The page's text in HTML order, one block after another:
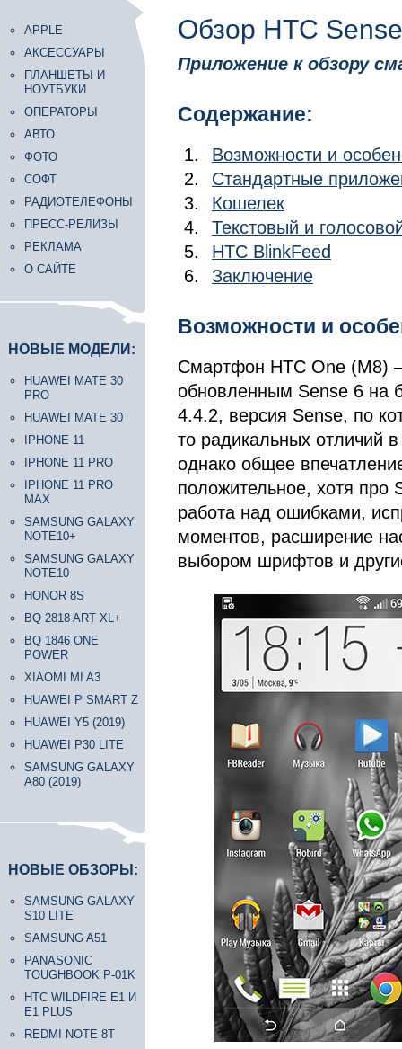
APPLE
АКСЕССУАРЫ
ПЛАНШЕТЫ И
НОУТБУКИ
ОПЕРАТОРЫ
АВТО
ФОТО
СОФТ
РАДИОТЕЛЕФОНЫ
ПРЕСС-РЕЛИЗЫ
РЕКЛАМА
О САЙТЕ
НОВЫЕ МОДЕЛИ:
HUAWEI MATE 30
PRO
HUAWEI MATE 30
IPHONE 11
IPHONE 11 PRO
IPHONE 11 PRO
MAX
SAMSUNG GALAXY
NOTE10+
SAMSUNG GALAXY
NOTE10
HONOR 8S
BQ 2818 ART XL+
BQ 1846 ONE
POWER
XIAOMI MI A3
HUAWEI P SMART Z
HUAWEI Y5 (2019)
HUAWEI P30 LITE
SAMSUNG GALAXY
A80 (2019)
НОВЫЕ ОБЗОРЫ:
SAMSUNG GALAXY
S10 LITE
SAMSUNG A51
PANASONIC
TOUGHBOOK P-01K
HTC WILDFIRE E1 И
E1 PLUS
REDMI NOTE 8T
Обзор HTC
Приложение к обзору
Содержание:
Возможности и
Стандартные
Кошелек
Текстовый и
HTC BlinkFeed
Заключение
Возможности и
Смартфон HTC One (M8)
обновленным Sense 6 на
4.4.2, версия Sense, по
то радикальных отличий
однако общее
положительное, хотя про
работа над ошибками,
моментов, расширение
выбором шрифтов и